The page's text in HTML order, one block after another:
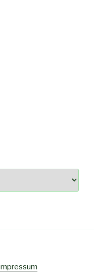
Impressum